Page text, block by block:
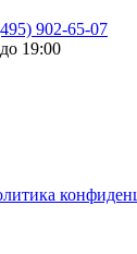
902-65-07
19:00